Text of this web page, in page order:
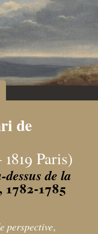
de
Paris)
de la
, 1782-1785
perspective,